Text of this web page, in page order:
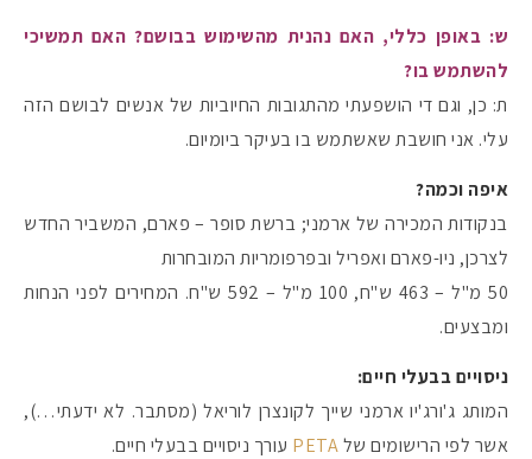
ש: באופן כללי, האם נהנית מהשימוש בבושם? האם תמשיכי
להשתמש בו?
ת: כן, וגם די הושפעתי מהתגובות החיוביות של אנשים לבושם הזה
עלי. אני חושבת שאשתמש בו בעיקר ביומיום.
איפה וכמה?
בנקודות המכירה של ארמני; ברשת סופר – פארם, המשביר החדש
לצרכן, ניו-פארם ואפריל ובפרפומריות המובחרות
50 מ"ל – 463 ש"ח, 100 מ"ל – 592 ש"ח. המחירים לפני הנחות
ומבצעים.
ניסויים בבעלי חיים:
המותג ג'ורג'יו ארמני שייך לקונצרן לוריאל (מסתבר. לא ידעתי…),
אשר לפי הרישומים שלPETA עורך ניסויים בבעלי חיים.